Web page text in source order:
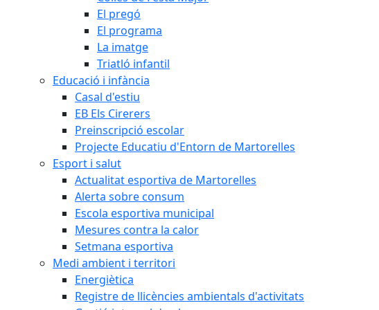
El pregó
El programa
La imatge
Triatló infantil
Educació i infància
Casal d'estiu
EB Els Cirerers
Preinscripció escolar
Projecte Educatiu d'Entorn de Martorelles
Esport i salut
Actualitat esportiva de Martorelles
Alerta sobre consum
Escola esportiva municipal
Mesures contra la calor
Setmana esportiva
Medi ambient i territori
Energiètica
Registre de llicències ambientals d'activitats